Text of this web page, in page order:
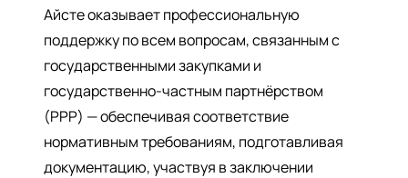
Айсте оказывает профессиональную
поддержку по всем вопросам, связанным с
государственными закупками и
государственно-частным партнёрством
(PPP) — обеспечивая соответствие
нормативным требованиям, подготавливая
документацию, участвуя в заключении